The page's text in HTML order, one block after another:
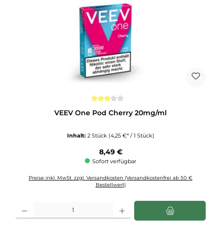
VEEV One Pod Cherry 20mg/ml
Inhalt: 2 Stück (4,25 €* / 1 Stück)
Regulärer Preis:
8,49 €
Sofort verfügbar
Preise inkl. MwSt. zzgl. Versandkosten (Versandkostenfrei ab 50 €
Bestellwert)
Produkt Anzahl: Gib den gewünschten Wert ein oder benutze die Schaltflächen